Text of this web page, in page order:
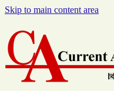
Skip to main content area